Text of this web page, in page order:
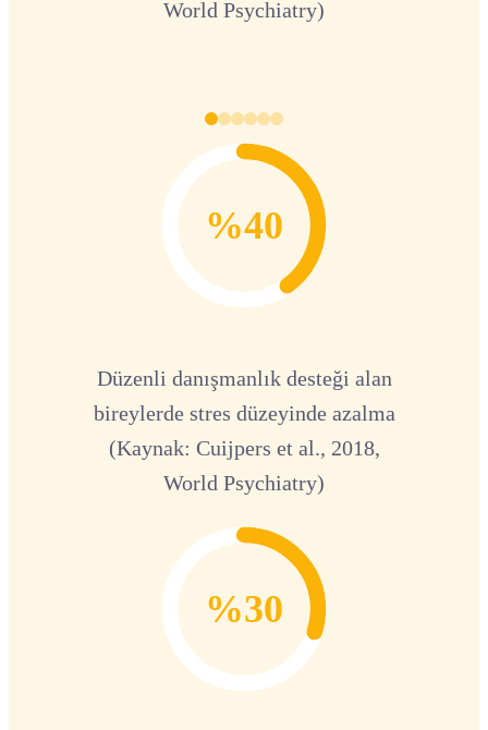
World Psychiatry)
%40
Düzenli danışmanlık desteği alan
bireylerde stres düzeyinde azalma
(Kaynak: Cuijpers et al., 2018,
World Psychiatry)
%30